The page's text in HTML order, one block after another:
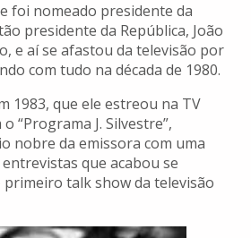
foi nomeado presidente da
presidente da República, João
e aí se afastou da televisão por
com tudo na década de 1980.
1983, que ele estreou na TV
“Programa J. Silvestre”,
nobre da emissora com uma
que acabou se
talk show da televisão